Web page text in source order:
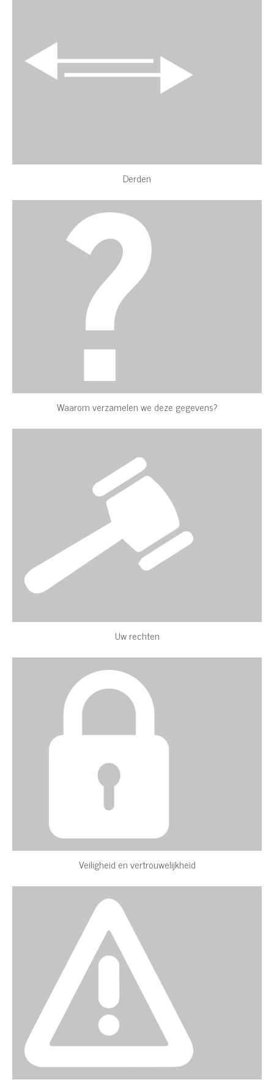
Derden
Waarom verzamelen we deze gegevens?
Uw rechten
Veiligheid en vertrouwelijkheid